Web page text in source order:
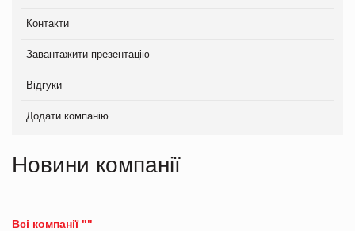
Контакти
Завантажити презентацію
Відгуки
Додати компанію
Новини компанії
Всі компанії ""